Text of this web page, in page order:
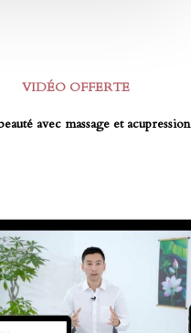
VIDÉO OFFERTE
avec massage et acupression